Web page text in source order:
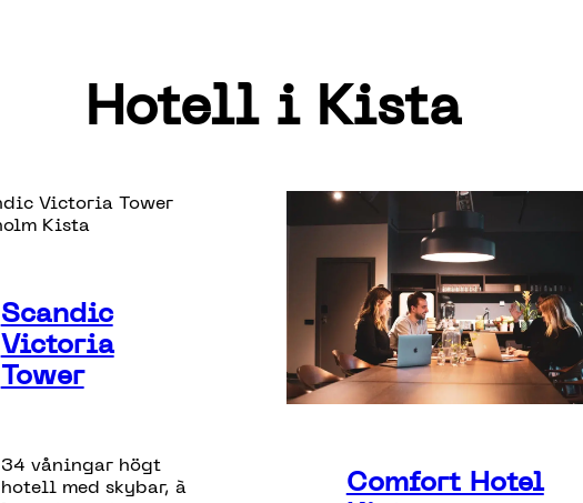
Hotell i Kista
Scandic
Victoria
Tower
34 våningar högt
hotell med skybar, à
Comfort Hotel